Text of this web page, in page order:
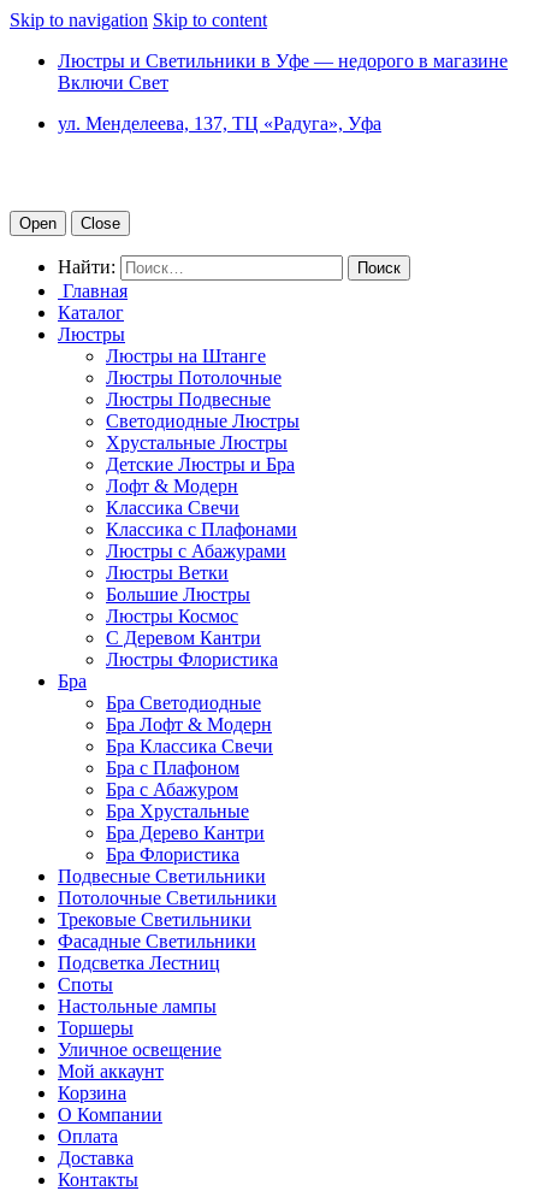
Skip to navigation Skip to content
Люстры и Светильники в Уфе — недорого в магазине
Включи Свет
ул. Менделеева, 137, ТЦ «Радуга», Уфа
Open Close
Найти:
Главная
Каталог
Люстры
Люстры на Штанге
Люстры Потолочные
Люстры Подвесные
Светодиодные Люстры
Хрустальные Люстры
Детские Люстры и Бра
Лофт & Модерн
Классика Свечи
Классика с Плафонами
Люстры с Абажурами
Люстры Ветки
Большие Люстры
Люстры Космос
С Деревом Кантри
Люстры Флористика
Бра
Бра Светодиодные
Бра Лофт & Модерн
Бра Классика Свечи
Бра с Плафоном
Бра с Абажуром
Бра Хрустальные
Бра Дерево Кантри
Бра Флористика
Подвесные Светильники
Потолочные Светильники
Трековые Светильники
Фасадные Светильники
Подсветка Лестниц
Споты
Настольные лампы
Торшеры
Уличное освещение
Мой аккаунт
Корзина
О Компании
Оплата
Доставка
Контакты